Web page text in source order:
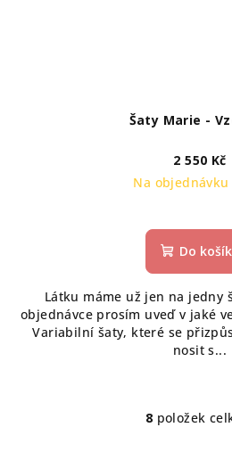
Šaty Marie -
2 550 Kč
Na
Do
Látku máme už jen na jedny
objednávce prosím uveď v jaké
Variabilní šaty, které se
nosit s...
O
8 položek